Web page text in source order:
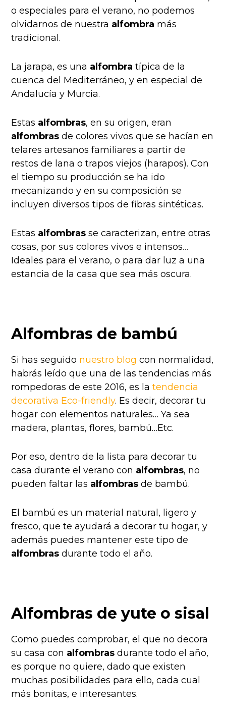
o especiales para el verano, no podemos
olvidarnos de nuestra alfombra más
tradicional.
La jarapa, es una alfombra típica de la
cuenca del Mediterráneo, y en especial de
Andalucía y Murcia.
Estas alfombras, en su origen, eran
alfombras de colores vivos que se hacían en
telares artesanos familiares a partir de
restos de lana o trapos viejos (harapos). Con
el tiempo su producción se ha ido
mecanizando y en su composición se
incluyen diversos tipos de fibras sintéticas.
Estas alfombras se caracterizan, entre otras
cosas, por sus colores vivos e intensos…
Ideales para el verano, o para dar luz a una
estancia de la casa que sea más oscura.
Alfombras de bambú
Si has seguido nuestro blog con normalidad,
habrás leído que una de las tendencias más
rompedoras de este 2016, es latendencia
decorativa Eco-friendly. Es decir, decorar tu
hogar con elementos naturales… Ya sea
madera, plantas, flores, bambú…Etc.
Por eso, dentro de la lista para decorar tu
casa durante el verano con alfombras, no
pueden faltar las alfombras de bambú.
El bambú es un material natural, ligero y
fresco, que te ayudará a decorar tu hogar, y
además puedes mantener este tipo de
alfombras durante todo el año.
Alfombras de yute o sisal
Como puedes comprobar, el que no decora
su casa con alfombras durante todo el año,
es porque no quiere, dado que existen
muchas posibilidades para ello, cada cual
más bonitas, e interesantes.